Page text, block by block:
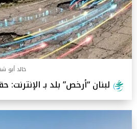
خالد أبو
لبنان “أرخص” بلد بـ